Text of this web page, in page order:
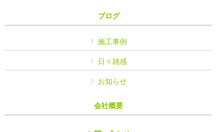
ブログ
施工事例
日々雑感
お知らせ
会社概要